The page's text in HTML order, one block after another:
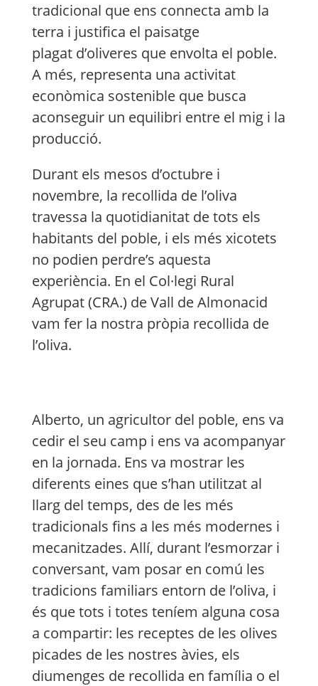
tradicional que ens connecta amb la
terra i justifica el paisatge
plagat d’oliveres que envolta el poble.
A més, representa una activitat
econòmica sostenible que busca
aconseguir un equilibri entre el mig i la
producció.
Durant els mesos d’octubre i
novembre, la recollida de l’oliva
travessa la quotidianitat de tots els
habitants del poble, i els més xicotets
no podien perdre’s aquesta
experiència. En el Col·legi Rural
Agrupat (CRA.) de Vall de Almonacid
vam fer la nostra pròpia recollida de
l’oliva.
Alberto, un agricultor del poble, ens va
cedir el seu camp i ens va acompanyar
en la jornada. Ens va mostrar les
diferents eines que s’han utilitzat al
llarg del temps, des de les més
tradicionals fins a les més modernes i
mecanitzades. Allí, durant l’esmorzar i
conversant, vam posar en comú les
tradicions familiars entorn de l’oliva, i
és que tots i totes teníem alguna cosa
a compartir: les receptes de les olives
picades de les nostres àvies, els
diumenges de recollida en família o el